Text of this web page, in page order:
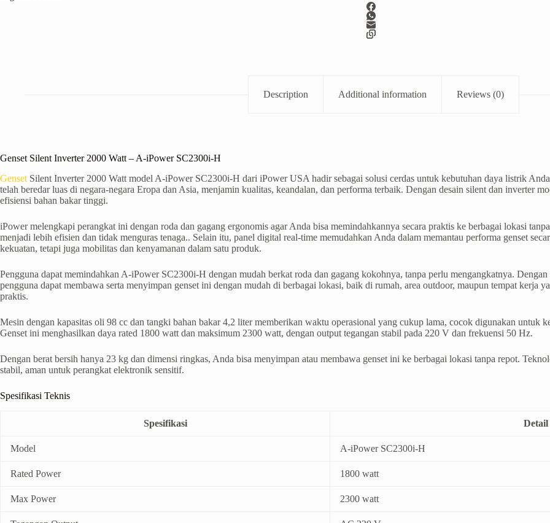
Description Additional information Reviews (0)
Genset Silent Inverter 2000 Watt – A-iPower SC2300i-H
Genset Silent Inverter 2000 Watt model A-iPower SC2300i-H dari iPower USA hadir sebagai solusi cerdas untuk kebutuhan daya listrik
telah beredar luas di negara-negara Eropa dan Asia, menjamin kualitas, keandalan, dan performa terbaik. Dengan desain silent dan inverter
efisiensi bahan bakar tinggi.
iPower melengkapi perangkat ini dengan roda dan gagang ergonomis agar Anda bisa memindahkannya secara praktis ke berbagai lokasi
menjadi lebih efisien dan tidak menguras tenaga.. Selain itu, panel digital real-time memudahkan Anda dalam memantau performa genset
kekuatan, tetapi juga mobilitas dan kenyamanan dalam satu produk.
Pengguna dapat memindahkan A-iPower SC2300i-H dengan mudah berkat roda dan gagang kokohnya, tanpa perlu mengangkatnya.
pengguna dapat membawa serta menyimpan genset ini dengan mudah di berbagai lokasi, baik di rumah, area outdoor, maupun tempat kerja
praktis.
Mesin dengan kapasitas oli 98 cc dan tangki bahan bakar 4,2 liter memberikan waktu operasional yang cukup lama, cocok digunakan untuk
Genset ini menghasilkan daya rated 1800 watt dan maksimum 2300 watt, dengan output tegangan stabil pada 220 V dan frekuensi 50 Hz.
Dengan berat bersih hanya 23 kg dan dimensi ringkas, Anda bisa menyimpan atau membawa genset ini ke berbagai lokasi tanpa repot.
stabil, aman untuk perangkat elektronik sensitif.
Spesifikasi Teknis
Spesifikasi Detail
Model A-iPower SC2300i-H
Rated Power 1800 watt
Max Power 2300 watt